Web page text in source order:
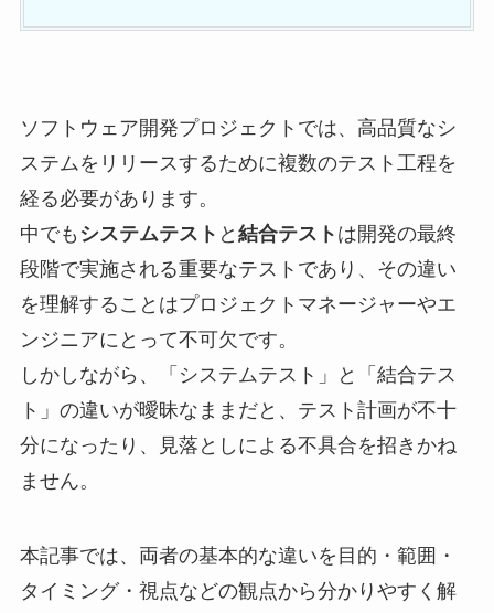
ソフトウェア開発プロジェクトでは、高品質なシ
ステムをリリースするために複数のテスト工程を
経る必要があります。
中でも システムテスト と 結合テスト は開発の最終
段階で実施される重要なテストであり、その違い
を理解することはプロジェクトマネージャーやエ
ンジニアにとって不可欠です。
しかしながら、「システムテスト」と「結合テス
ト」の違いが曖昧なままだと、テスト計画が不十
分になったり、見落としによる不具合を招きかね
ません。
本記事では、両者の基本的な違いを目的・範囲・
タイミング・視点などの観点から分かりやすく解